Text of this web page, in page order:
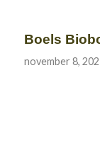
Boels
november 8,